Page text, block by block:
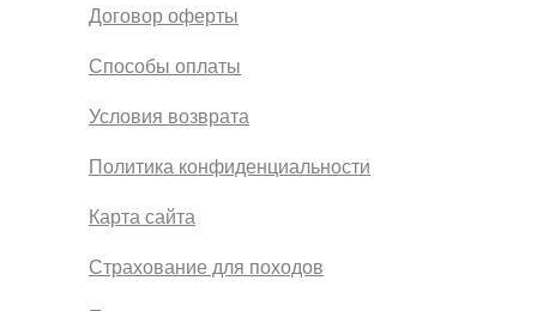
Политика конфиденциальности
Договор оферты
Способы оплаты
Условия возврата
Карта сайта
Страхование для походов